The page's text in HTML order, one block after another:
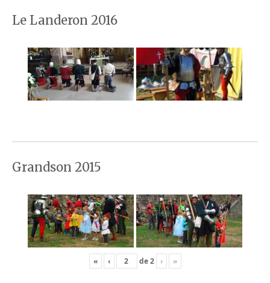
Le Landeron 2016
Grandson 2015
« ‹ de2 › »